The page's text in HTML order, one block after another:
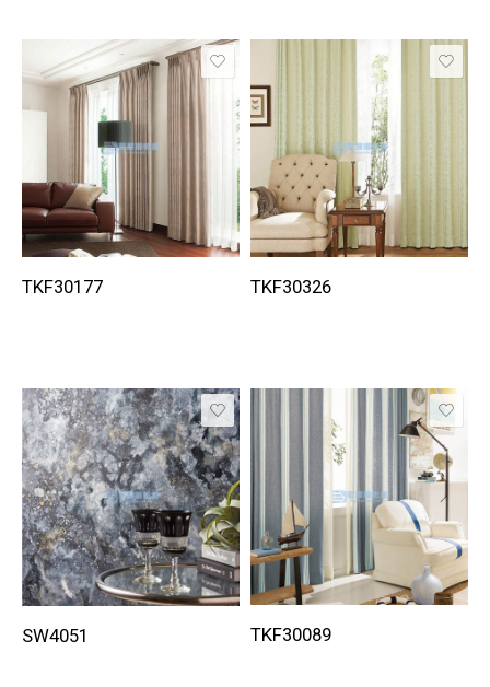
TKF30177 TKF30326
SW4051 TKF30089